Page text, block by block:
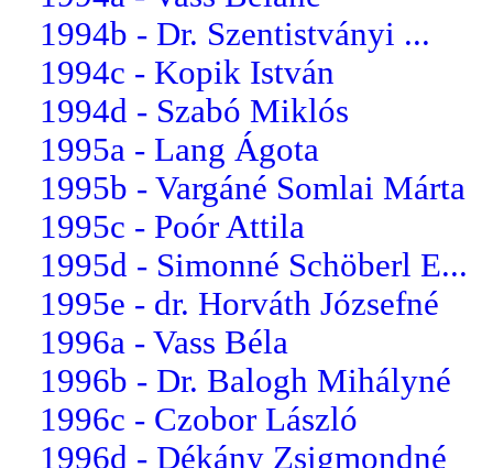
1994b - Dr. Szentistványi ...
1994c - Kopik István
1994d - Szabó Miklós
1995a - Lang Ágota
1995b - Vargáné Somlai Márta
1995c - Poór Attila
1995d - Simonné Schöberl E...
1995e - dr. Horváth Józsefné
1996a - Vass Béla
1996b - Dr. Balogh Mihályné
1996c - Czobor László
1996d - Dékány Zsigmondné